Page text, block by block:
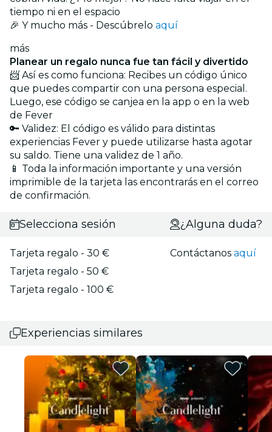
tiempo ni en el espacio
🎉 Y mucho más - Descúbrelo aquí
más
Planear un regalo nunca fue tan fácil y divertido
📨 Así es como funciona: Recibes un código único
que puedes compartir con una persona especial.
Luego, ese código se canjea en la app o en la web
de Fever
🔑 Validez: El código es válido para distintas
experiencias Fever y puede utilizarse hasta agotar
su saldo. Tiene una validez de 1 año.
📱 Toda la información importante y una versión
imprimible de la tarjeta las encontrarás en el correo
de confirmación.
Selecciona sesión
Tarjeta regalo - 30 €
Tarjeta regalo - 50 €
Tarjeta regalo - 100 €
¿Alguna duda?
Contáctanosaquí
Experiencias similares